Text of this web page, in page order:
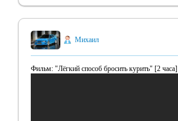
Михаил
Фильм: "Лёгкий способ бросить курить" [2 часа]